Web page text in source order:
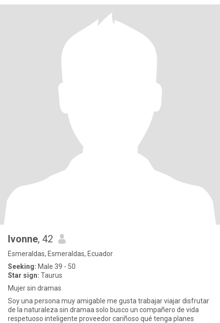
Ivonne, 42
Esmeraldas, Esmeraldas, Ecuador
Seeking: Male 39 - 50
Star sign: Taurus
Mujer sin dramas
Soy una persona muy amigable me gusta trabajar viajar disfrutar
de la naturaleza sin dramaa solo busco un compañero de vida
respetuoso inteligente proveedor cariñoso qué tenga planes